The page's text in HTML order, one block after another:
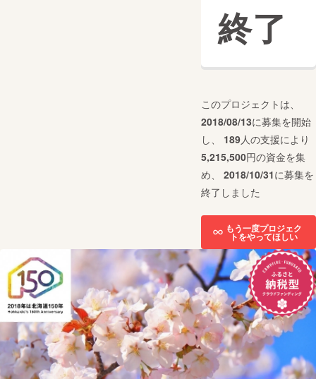
終了
このプロジェクトは、
2018/08/13に募集を開始
し、 189人の支援により
5,215,500円の資金を集
め、 2018/10/31に募集を
終了しました
もう一度プロジェク
トをやってほしい